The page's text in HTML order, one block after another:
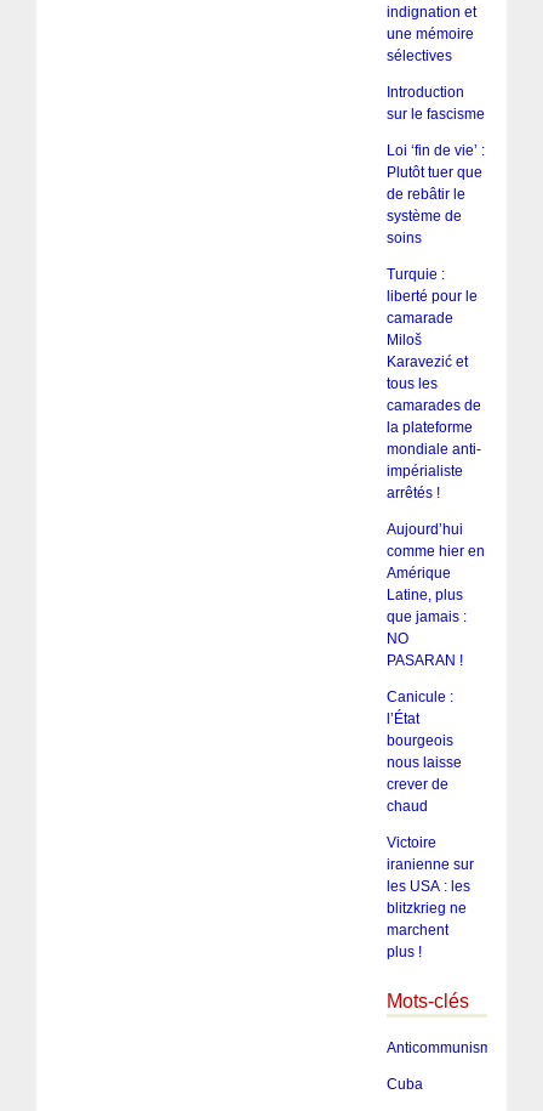
indignation et
une mémoire
sélectives
Introduction
sur le fascisme
Loi ‘fin de vie’ :
Plutôt tuer que
de rebâtir le
système de
soins
Turquie :
liberté pour le
camarade
Miloš
Karavezić et
tous les
camarades de
la plateforme
mondiale anti-
impérialiste
arrêtés !
Aujourd’hui
comme hier en
Amérique
Latine, plus
que jamais :
NO
PASARAN !
Canicule :
l’État
bourgeois
nous laisse
crever de
chaud
Victoire
iranienne sur
les USA : les
blitzkrieg ne
marchent
plus !
Mots-clés
Anticommunisme
Cuba